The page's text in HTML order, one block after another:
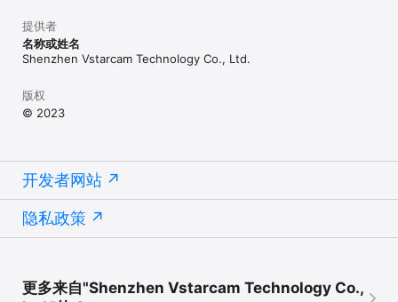
提供者
名称或姓名
Shenzhen Vstarcam Technology Co., Ltd.
版权
© 2023
开发者网站
隐私政策
更多来自"Shenzhen Vstarcam Technology Co.,